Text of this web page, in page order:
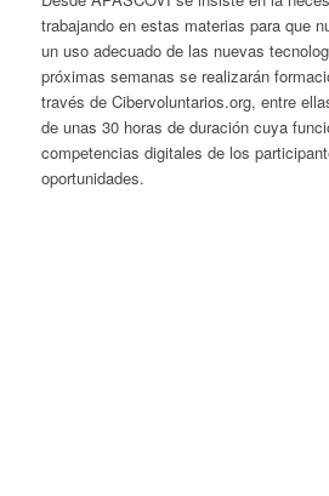
trabajando en estas materias para que
un uso adecuado de las nuevas
próximas semanas se realizarán
través de Cibervoluntarios.org, entre
de unas 30 horas de duración cuya
competencias digitales de los
oportunidades.